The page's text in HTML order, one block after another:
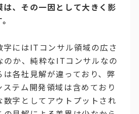
は、その一因として大きく影
字にはITコンサル領域の広さ
のか、純粋なITコンサルなの
各社見解が違っており、弊
テム開発領域は含めており
数字としてアウトプットされ